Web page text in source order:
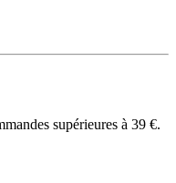
supérieures à 39 €.